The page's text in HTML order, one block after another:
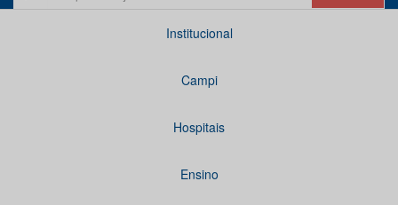
Institucional
Campi
Hospitais
Ensino